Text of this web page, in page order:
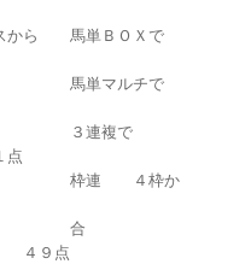
から 馬単ＢＯＸで
チで
で
枠か
点